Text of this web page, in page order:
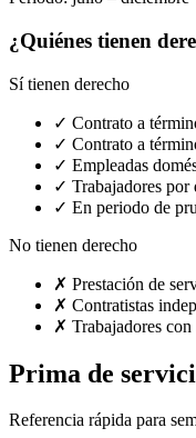
¿Quiénes tienen
Sí tienen derecho
✓ Contrato a
✓ Contrato a
✓ Empleadas
✓ Trabajadores
✓ En periodo de
No tienen derecho
✗ Prestación de
✗ Contratistas
✗ Trabajadores
Prima de
Referencia rápida para